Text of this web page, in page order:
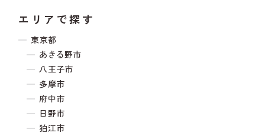
エリアで探す
東京都
あきる野市
八王子市
多摩市
府中市
日野市
狛江市